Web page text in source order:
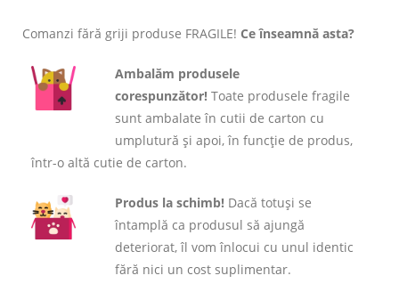
Comanzi fără griji produse FRAGILE! Ce înseamnă asta?
Ambalăm produsele
corespunzător! Toate produsele fragile
sunt ambalate în cutii de carton cu
umplutură și apoi, în funcție de produs,
într-o altă cutie de carton.
Produs la schimb! Dacă totuși se
întamplă ca produsul să ajungă
deteriorat, îl vom înlocui cu unul identic
fără nici un cost suplimentar.